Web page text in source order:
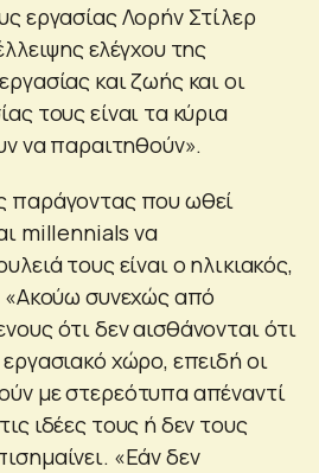
εργασίας Λορήν Στίλερ
ελέγχου της
και ζωής και οι
τους είναι τα κύρια
να παραιτηθούν».
παράγοντας που ωθεί
millennials να
τους είναι ο ηλικιακός,
«Ακούω συνεχώς από
ότι δεν αισθάνονται ότι
χώρο, επειδή οι
με στερεότυπα απέναντί
ιδέες τους ή δεν τους
«Εάν δεν